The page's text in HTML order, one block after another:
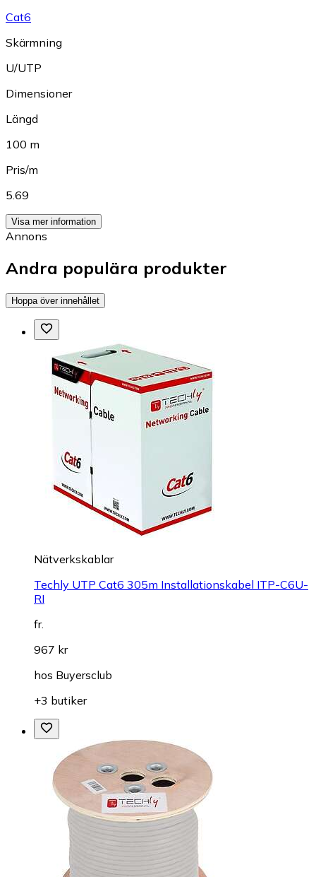
Cat6
Skärmning
U/UTP
Dimensioner
Längd
100 m
Pris/m
5.69
Visa mer information
Annons
Andra populära produkter
Hoppa över innehållet
Nätverkskablar
Techly UTP Cat6 305m Installationskabel ITP-C6U-
RI
fr.
967 kr
hos Buyersclub
+3 butiker